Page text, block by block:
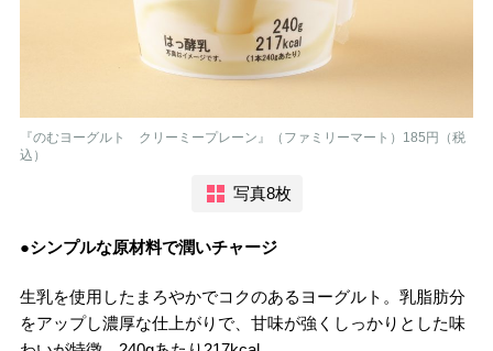
『のむヨーグルト クリーミープレーン』（ファミリーマート）185円（税
込）
写真8枚
●シンプルな原材料で潤いチャージ
生乳を使用したまろやかでコクのあるヨーグルト。乳脂肪分
をアップし濃厚な仕上がりで、甘味が強くしっかりとした味